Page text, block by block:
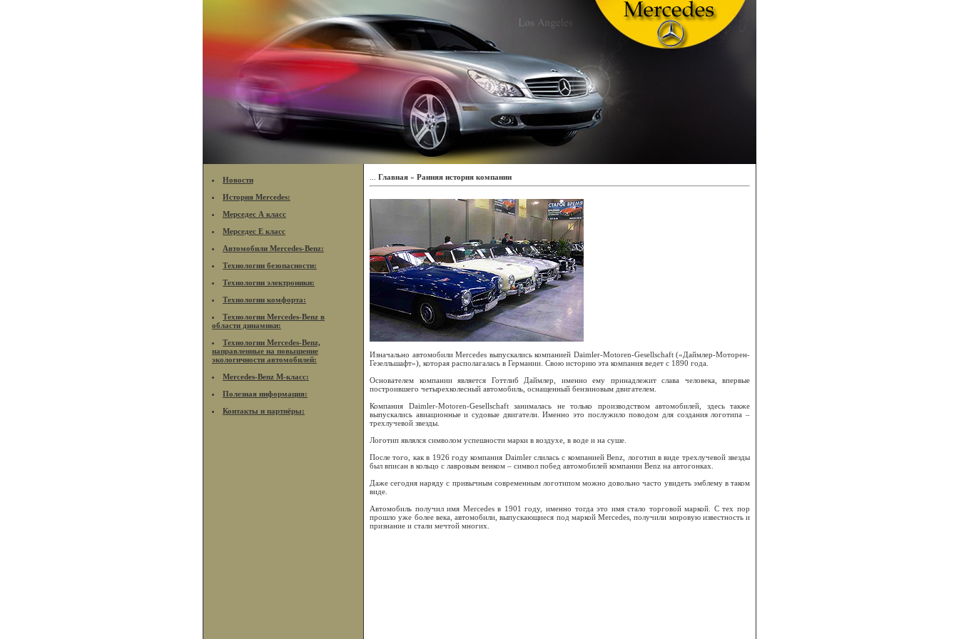
Новости
История Mercedes:
Мерседес А класс
Мерседес Е класс
Автомобили Mercedes-Benz:
Технологии безопасности:
Технологии электроники:
Технологии комфорта:
Технологии Mercedes-Benz в
области динамики:
Технологии Mercedes-Benz,
направленные на повышение
экологичности автомобилей:
Mercedes-Benz M-класс:
Полезная информация:
Контакты и партнёры:
Главная » Ранняя история компании
Изначально автомобили Mercedes выпускались компанией Daimler-Motoren-Gesellschaft («Даймлер-Моторен-
Гезелльшафт»), которая располагалась в Германии. Свою историю эта компания ведет с 1890 года.
Основателем компании является Готтлиб Даймлер, именно ему принадлежит слава человека, впервые
построившего четырехколесный автомобиль, оснащенный бензиновым двигателем.
Компания Daimler-Motoren-Gesellschaft занималась не только производством автомобилей, здесь также
выпускались авиационные и судовые двигатели. Именно это послужило поводом для создания логотипа –
трехлучевой звезды.
Логотип являлся символом успешности марки в воздухе, в воде и на суше.
После того, как в 1926 году компания Daimler слилась с компанией Benz, логотип в виде трехлучевой звезды
был вписан в кольцо с лавровым венком – символ побед автомобилей компании Benz на автогонках.
Даже сегодня наряду с привычным современным логотипом можно довольно часто увидеть эмблему в таком
виде.
Автомобиль получил имя Mercedes в 1901 году, именно тогда это имя стало торговой маркой. С тех пор
прошло уже более века, автомобили, выпускающиеся под маркой Mercedes, получили мировую известность и
признание и стали мечтой многих.